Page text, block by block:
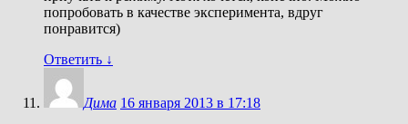
попробовать в качестве эксперимента, вдруг
понравится)
Ответить ↓
Дима 16 января 2013 в 17:18